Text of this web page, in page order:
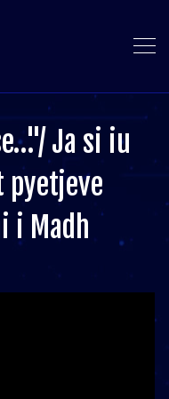
Ja si iu
pyetjeve
i Madh